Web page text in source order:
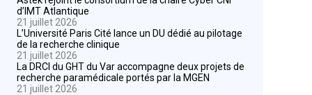
d’IMT Atlantique
21 juillet 2026
L’Université Paris Cité lance un DU dédié au pilotage
de la recherche clinique
21 juillet 2026
La DRCI du GHT du Var accompagne deux projets de
recherche paramédicale portés par la MGEN
21 juillet 2026